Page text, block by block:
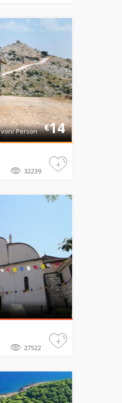
€14
von/ Person
32239
+
27522
+